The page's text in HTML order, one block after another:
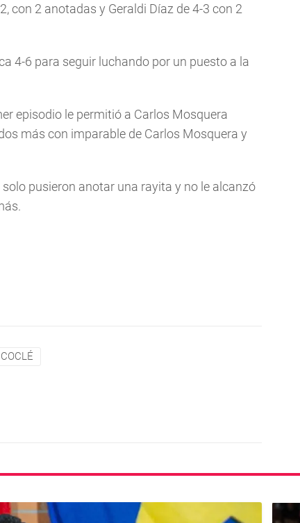
con 2 anotadas y Geraldi Díaz de 4-3 con 2
4-6 para seguir luchando por un puesto a la
episodio le permitió a Carlos Mosquera
más con imparable de Carlos Mosquera y
pusieron anotar una rayita y no le alcanzó
COCLÉ